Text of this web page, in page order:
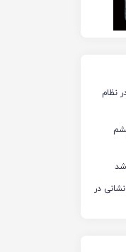
نظام
شد
در